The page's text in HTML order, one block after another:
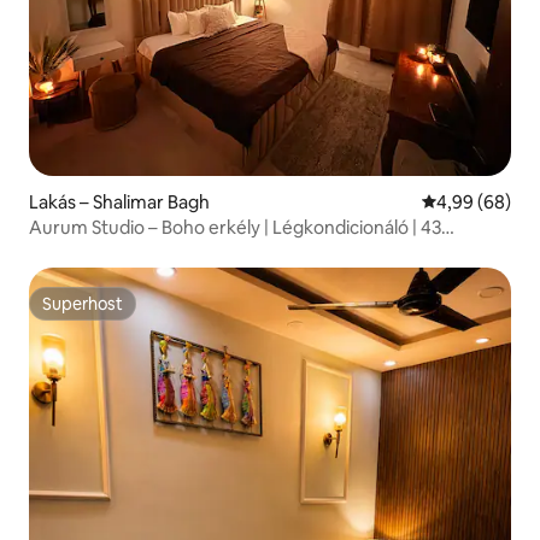
Lakás – Shalimar Bagh Átlagos
4,99 (68)
Aurum Studio – Boho erkély | Légkondicionáló | 43
Superhost
Superhost